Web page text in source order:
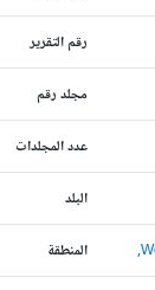
رقم التقرير
مجلد رقم
عدد المجلدات
البلد
المنطقة